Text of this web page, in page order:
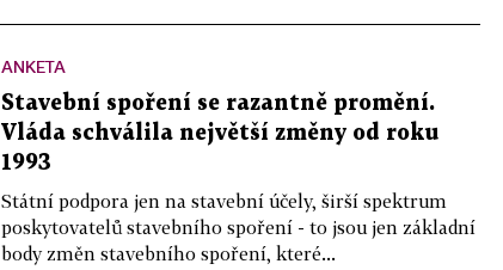
ANKETA
Stavební spoření se razantně promění.
Vláda schválila největší změny od roku
1993
Státní podpora jen na stavební účely, širší spektrum
poskytovatelů stavebního spoření - to jsou jen základní
body změn stavebního spoření, které...